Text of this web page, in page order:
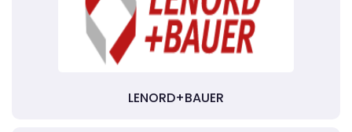
LENORD+BAUER